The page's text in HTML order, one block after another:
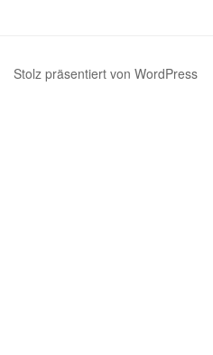
Stolz präsentiert von WordPress